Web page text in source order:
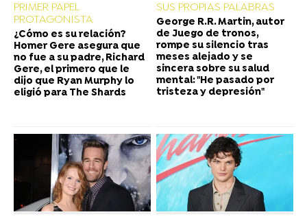
PRIMER PAPEL
PROTAGONISTA
¿Cómo es su relación?
Homer Gere asegura que
no fue a su padre, Richard
Gere, el primero que le
dijo que Ryan Murphy lo
eligió para The Shards
SUS PROPIAS PALABRAS
George R.R. Martin, autor
de Juego de tronos,
rompe su silencio tras
meses alejado y se
sincera sobre su salud
mental: "He pasado por
tristeza y depresión"